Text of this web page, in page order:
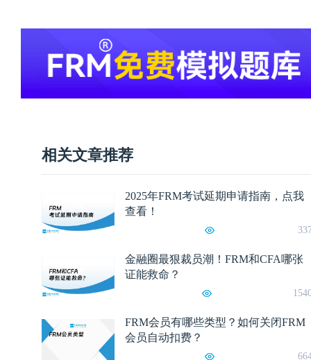
相关文章推荐
2025年FRM考试延期申请指南，点我
查看！
金融圈最狠裁员潮！FRM和CFA哪张
证能救命？
FRM会员有哪些类型？如何关闭FRM
会员自动扣费？